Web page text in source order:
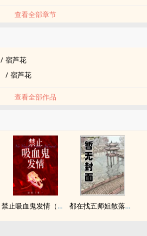
查看全部章节
/ 宿芦花
/ 宿芦花
查看全部作品
禁止吸血鬼发情（姐狗高H 1v1） 都在找五师姐散落的法宝